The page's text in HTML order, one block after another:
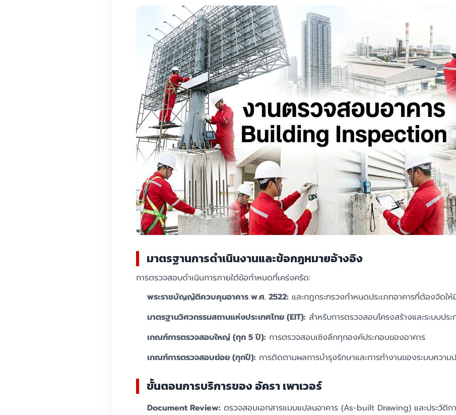
มาตรฐานการดำเนินงานและข้อกฎหมายอ้างอิง
การตรวจสอบดำเนินการภายใต้ข้อกำหนดที่เคร่งครัด:
พระราชบัญญัติควบคุมอาคาร พ.ศ. 2522: และกฎกระทรวงกำหนดประเภทอาคารที่ต้องจัด
มาตรฐานวิศวกรรมสถานแห่งประเทศไทย (EIT): สำหรับการตรวจสอบโครงสร้างและระบบปร
เกณฑ์การตรวจสอบใหญ่ (ทุก 5 ปี): การตรวจสอบเชิงลึกทุกองค์ประกอบของอาคาร
เกณฑ์การตรวจสอบย่อย (ทุกปี): การติดตามผลการบำรุงรักษาและการทำงานของระบบควา
ขั้นตอนการบริการของ อัครา เพาเวอร์
Document Review: ตรวจสอบเอกสารแบบแปลนอาคาร (As-built Drawing) และประวัติก